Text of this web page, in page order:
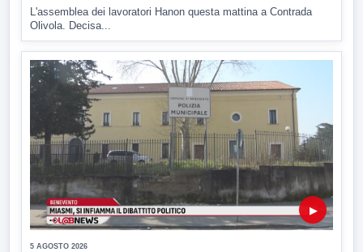
L'assemblea dei lavoratori Hanon questa mattina a Contrada
Olivola. Decisa...
▶
5 AGOSTO 2026